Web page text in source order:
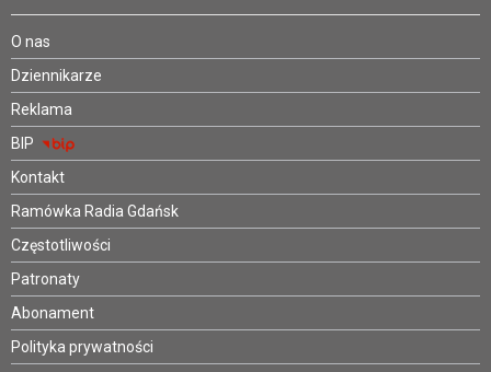
O nas
Dziennikarze
Reklama
BIP
Kontakt
Ramówka Radia Gdańsk
Częstotliwości
Patronaty
Abonament
Polityka prywatności